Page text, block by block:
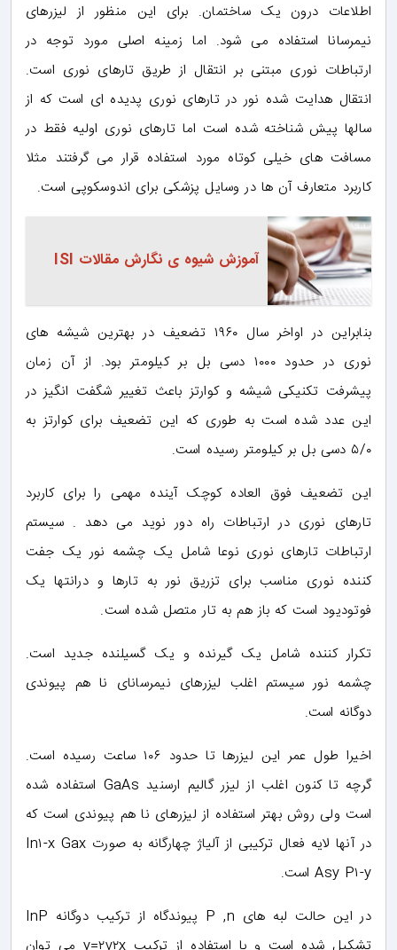
اطلاعات درون یک ساختمان. برای این منظور از لیزرهای
نیمرسانا استفاده می شود. اما زمینه اصلی مورد توجه در
ارتباطات نوری مبتنی بر انتقال از طریق تارهای نوری است.
انتقال هدایت شده نور در تارهای نوری پدیده ای است که از
سالها پیش شناخته شده است اما تارهای نوری اولیه فقط در
مسافت های خیلی کوتاه مورد استفاده قرار می گرفتند مثلا
کاربرد متعارف آن ها در وسایل پزشکی برای اندوسکوپی است.
آموزش شیوه ی نگارش مقالات ISI
بنابراین در اواخر سال ۱۹۶۰ تضعیف در بهترین شیشه های
نوری در حدود ۱۰۰۰ دسی بل بر کیلومتر بود. از آن زمان
پیشرفت تکنیکی شیشه و کوارتز باعث تغییر شگفت انگیز در
این عدد شده است به طوری که این تضعیف برای کوارتز به
۵/۰ دسی بل بر کیلومتر رسیده است.
این تضعیف فوق العاده کوچک آینده مهمی را برای کاربرد
تارهای نوری در ارتباطات راه دور نوید می دهد . سیستم
ارتباطات تارهای نوری نوعا شامل یک چشمه نور یک جفت
کننده نوری مناسب برای تزریق نور به تارها و درانتها یک
فوتودیود است که باز هم به تار متصل شده است.
تکرار کننده شامل یک گیرنده و یک گسیلنده جدید است.
چشمه نور سیستم اغلب لیزرهای نیمرسانای نا هم پیوندی
دوگانه است.
اخیرا طول عمر این لیزرها تا حدود ۱۰۶ ساعت رسیده است.
گرچه تا کنون اغلب از لیزر گالیم ارسنید GaAs استفاده شده
است ولی روش بهتر استفاده از لیزرهای نا هم پیوندی است که
در آنها لایه فعال ترکیبی از آلیاژ چهارگانه به صورت In۱-x Gax
Asy P۱-y است.
در این حالت لبه های P ,n پیوندگاه از ترکیب دوگانه InP